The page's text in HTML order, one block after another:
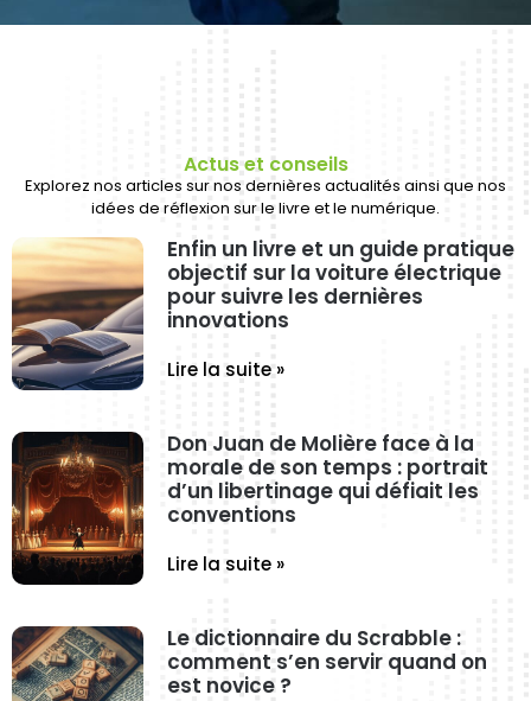
Actus et conseils
Explorez nos articles sur nos dernières actualités ainsi que nos
idées de réflexion sur le livre et le numérique.
Enfin un livre et un guide pratique
objectif sur la voiture électrique
pour suivre les dernières
innovations
Lire la suite »
Don Juan de Molière face à la
morale de son temps : portrait
d’un libertinage qui défiait les
conventions
Lire la suite »
Le dictionnaire du Scrabble :
comment s’en servir quand on
est novice ?